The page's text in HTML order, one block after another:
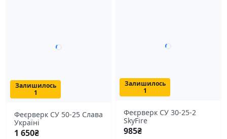
Залишилось
1
Феєрверк СУ 50-25 Слава
Україні
1 650₴
Залишилось
1
Феєрверк СУ 30-25-2
SkyFire
985₴